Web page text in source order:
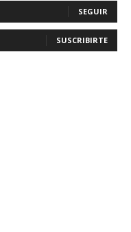
SEGUIR
SUSCRIBIRTE